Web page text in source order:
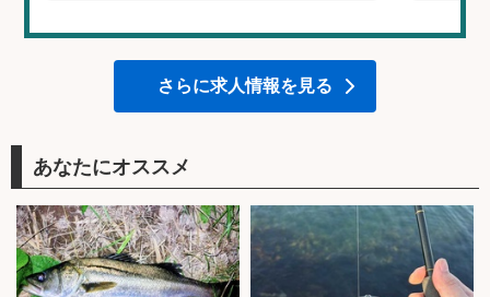
さらに求人情報を見る
あなたにオススメ